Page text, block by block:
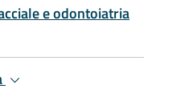
e odontoiatria